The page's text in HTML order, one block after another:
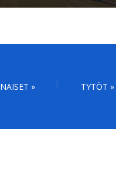
NAISET » TYTÖT »